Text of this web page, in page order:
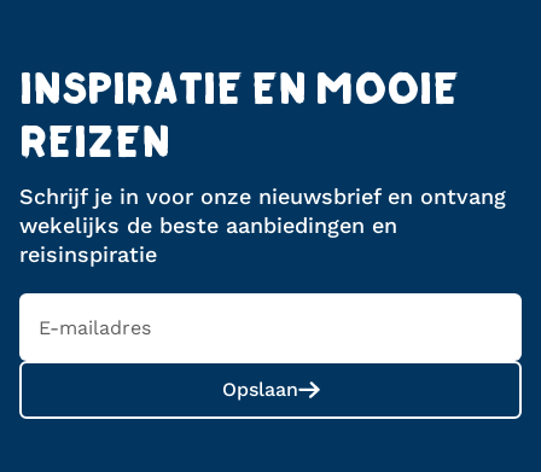
INSPIRATIE EN MOOIE
REIZEN
Schrijf je in voor onze nieuwsbrief en ontvang
wekelijks de beste aanbiedingen en
reisinspiratie
Opslaan